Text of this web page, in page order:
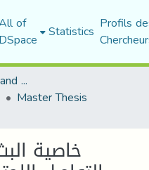
of
DSpace Statistics Profils
Faculty of Humanities and Social Sciences
Master Thesis
خاصية